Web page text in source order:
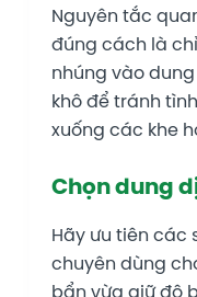
Nguyên tắc
đúng cách là
nhúng vào
khô để tránh
xuống các khe
Chọn dung
Hãy ưu tiên các
chuyên dùng
bẩn vừa giữ độ